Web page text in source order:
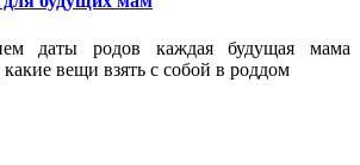
даты родов каждая будущая мама
вещи взять с собой в роддом